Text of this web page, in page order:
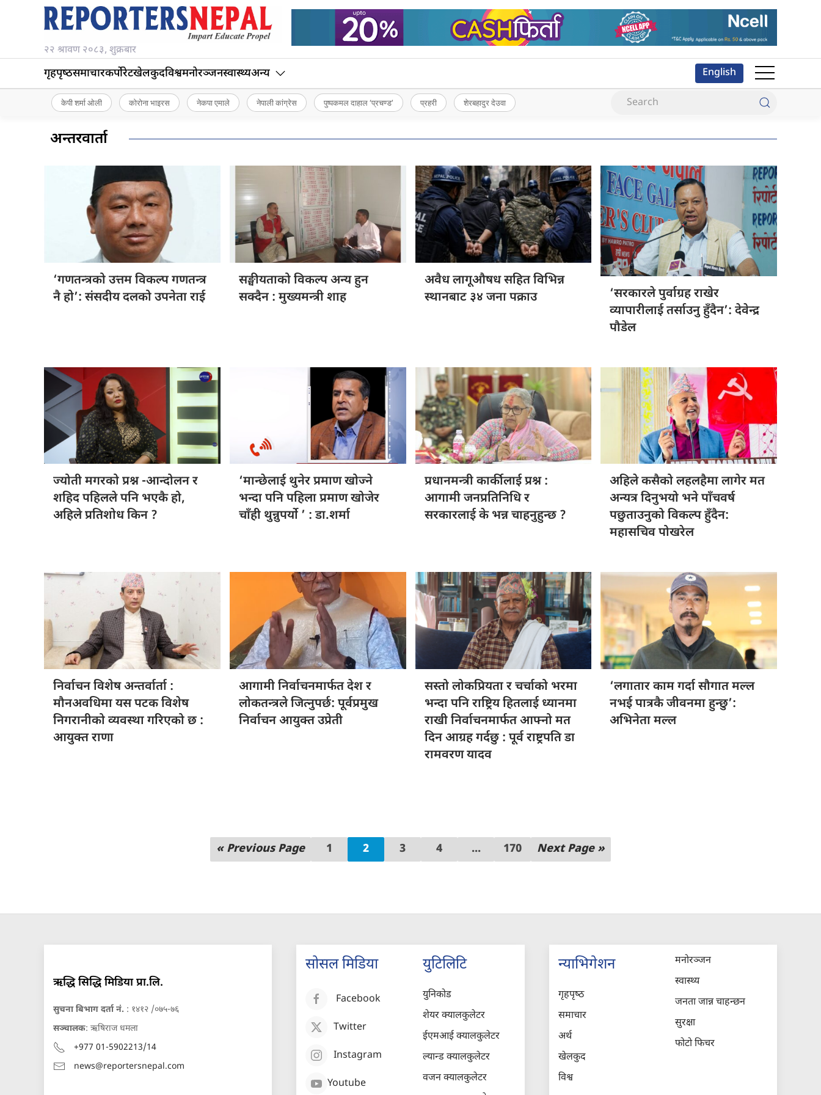
२२ श्रावण २०८३, शुक्रबार
गृहपृष्‍ठसमाचारकर्पोरेटखेलकुदविश्वमनोरञ्जनस्वास्थ्यअन्य English
केपी शर्मा ओली कोरोना भाइरस नेकपा एमाले नेपाली कांग्रेस पुष्पकमल दाहाल ‘प्रचण्ड’ प्रहरी शेरबहादुर देउवा
अन्तरवार्ता
‘गणतन्त्रको उत्तमविकल्प गणतन्त्र
नै हो’: संसदीय दलको उपनेता राई
सङ्घीयताको विकल्पअन्य हुन
सक्दैन : मुख्यमन्त्री शाह
अवैध लागूऔषधसहित विभिन्न
स्थानबाट ३४ जना पक्राउ
‘सरकारले पुर्वाग्रहराखेर
व्यापारीलाई तर्साउनु हुँदैन’: देवेन्द्र
पौडेल
ज्योती मगरकोप्रश्न -आन्दोलन र
शहिद पहिलले पनि भएकै हो,
अहिले प्रतिशोध किन ?
‘मान्छेलाई थुनेरप्रमाण खोज्ने
भन्दा पनि पहिला प्रमाण खोजेर
चाँही थुन्नुपर्यो ’ : डा.शर्मा
प्रधानमन्त्री कार्कीलाईप्रश्न :
आगामी जनप्रतिनिधि र
सरकारलाई के भन्न चाहनुहुन्छ ?
अहिले कसैकोलहलहैमा लागेर मत
अन्यत्र दिनुभयो भने पाँचवर्ष
पछुताउनुको विकल्प हुँदैन:
महासचिव पोखरेल
निर्वाचन विशेषअन्तर्वार्ता :
मौनअवधिमा यस पटक विशेष
निगरानीको व्यवस्था गरिएको छ :
आयुक्त राणा
आगामी निर्वाचनमार्फतदेश र
लोकतन्त्रले जित्नुपर्छ: पूर्वप्रमुख
निर्वाचन आयुक्त उप्रेती
सस्तो लोकप्रियतार चर्चाको भरमा
भन्दा पनि राष्ट्रिय हितलाई ध्यानमा
राखी निर्वाचनमार्फत आफ्नो मत
दिन आग्रह गर्दछु : पूर्व राष्ट्रपति डा
रामवरण यादव
‘लगातार कामगर्दा सौगात मल्ल
नभई पात्रकै जीवनमा हुन्छु’:
अभिनेता मल्ल
« Previous Page 1 2 3 4 ... 170 Next Page »
ऋद्धि सिद्धि मिडिया प्रा.लि.
सुचना बिभाग दर्ता नं. : १४१२ /०७५-७६
सञ्चालक: ऋषिराज धमला
+977 01-5902213/14
news@reportersnepal.com
सोसल मिडिया
Facebook
Twitter
Instagram
Youtube
युटिलिटि
युनिकोड
शेयर क्यालकुलेटर
ईएमआई क्यालकुलेटर
ल्यान्ड क्यालकुलेटर
वजन क्यालकुलेटर
न्याभिगेशन
गृहपृष्‍ठ
समाचार
अर्थ
खेलकुद
विश्व
मनोरञ्जन
स्वास्थ्य
जनता जान्न चाहन्छन
सुरक्षा
फोटो फिचर